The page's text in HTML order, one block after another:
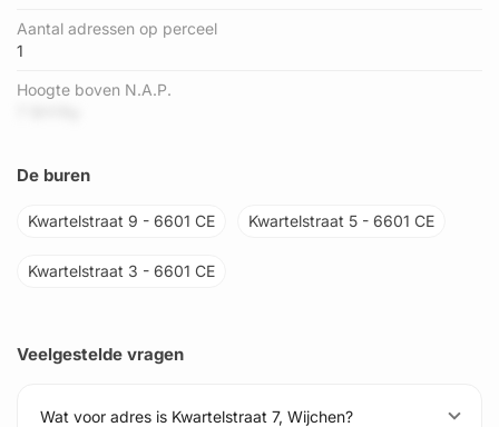
Aantal adressen op perceel
1
Hoogte boven N.A.P.
De buren
Kwartelstraat 9 - 6601 CE Kwartelstraat 5 - 6601 CE
Kwartelstraat 3 - 6601 CE
Veelgestelde vragen
Wat voor adres is Kwartelstraat 7, Wijchen?